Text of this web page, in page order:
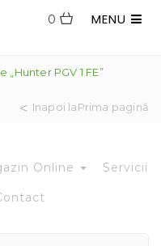
MENU
0
PGV 1 FE”
Inapoi laPrima pagină
Online Servicii